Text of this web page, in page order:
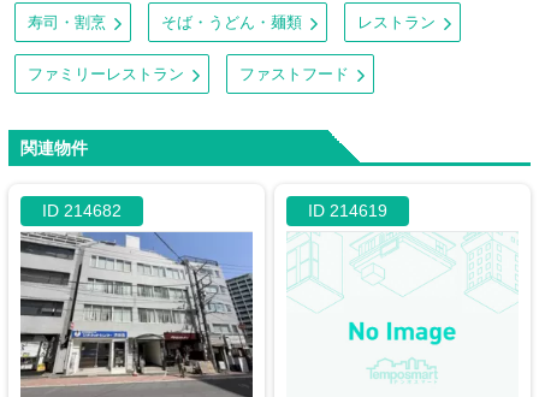
寿司・割烹 そば・うどん・麺類 レストラン
ファミリーレストラン ファストフード
関連物件
ID 214682 ID 214619